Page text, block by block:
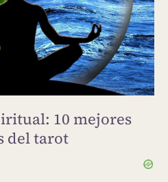
10 mejores
del tarot